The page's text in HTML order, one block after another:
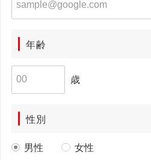
年齢
歳
性別
男性 女性